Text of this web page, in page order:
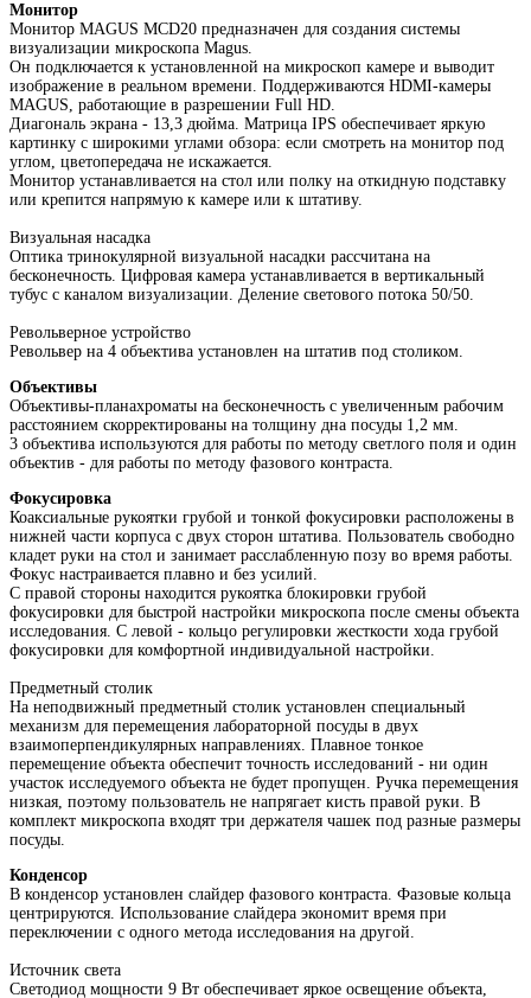
Монитор
Монитор MAGUS MCD20 предназначен для создания системы
визуализации микроскопа Magus.
Он подключается к установленной на микроскоп камере и выводит
изображение в реальном времени. Поддерживаются HDMI-камеры
MAGUS, работающие в разрешении Full HD.
Диагональ экрана - 13,3 дюйма. Матрица IPS обеспечивает яркую
картинку с широкими углами обзора: если смотреть на монитор под
углом, цветопередача не искажается.
Монитор устанавливается на стол или полку на откидную подставку
или крепится напрямую к камере или к штативу.
Визуальная насадка
Оптика тринокулярной визуальной насадки рассчитана на
бесконечность. Цифровая камера устанавливается в вертикальный
тубус с каналом визуализации. Деление светового потока 50/50.
Револьверное устройство
Револьвер на 4 объектива установлен на штатив под столиком.
Объективы
Объективы-планахроматы на бесконечность с увеличенным рабочим
расстоянием скорректированы на толщину дна посуды 1,2 мм.
3 объектива используются для работы по методу светлого поля и один
объектив - для работы по методу фазового контраста.
Фокусировка
Коаксиальные рукоятки грубой и тонкой фокусировки расположены в
нижней части корпуса с двух сторон штатива. Пользователь свободно
кладет руки на стол и занимает расслабленную позу во время работы.
Фокус настраивается плавно и без усилий.
С правой стороны находится рукоятка блокировки грубой
фокусировки для быстрой настройки микроскопа после смены объекта
исследования. С левой - кольцо регулировки жесткости хода грубой
фокусировки для комфортной индивидуальной настройки.
Предметный столик
На неподвижный предметный столик установлен специальный
механизм для перемещения лабораторной посуды в двух
взаимоперпендикулярных направлениях. Плавное тонкое
перемещение объекта обеспечит точность исследований - ни один
участок исследуемого объекта не будет пропущен. Ручка перемещения
низкая, поэтому пользователь не напрягает кисть правой руки. В
комплект микроскопа входят три держателя чашек под разные размеры
посуды.
Конденсор
В конденсор установлен слайдер фазового контраста. Фазовые кольца
центрируются. Использование слайдера экономит время при
переключении с одного метода исследования на другой.
Источник света
Светодиод мощности 9 Вт обеспечивает яркое освещение объекта,